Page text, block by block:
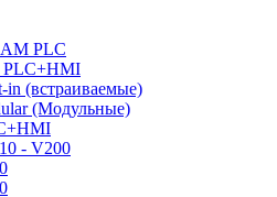
PLC
PLC+HMI
in (встраиваемые)
(Модульные)
- V200